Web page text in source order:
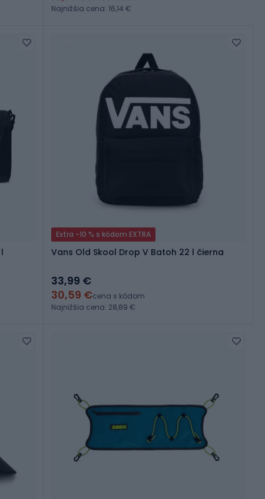
Najnižšia cena: 16,14 €
Extra -10 % s kódom EXTRA
Vans Old Skool Drop V Batoh 22 l čierna
33,99 €
30,59 €cena s kódom
Najnižšia cena: 28,89 €